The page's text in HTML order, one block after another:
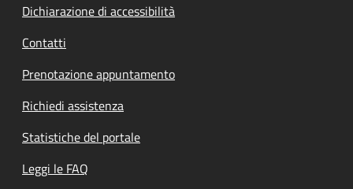
Dichiarazione di accessibilità
Contatti
Prenotazione appuntamento
Richiedi assistenza
Statistiche del portale
Leggi le FAQ